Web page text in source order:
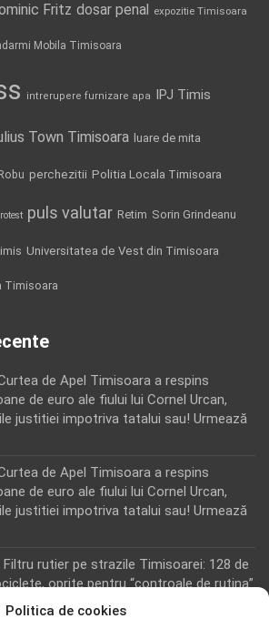
Politica de cookies
Fritz dosar penal expozitie Timisoara
Mobila Timisoara
intrerupere furnizare apa IPJ Timis
Town Timisoara luare de mita
perchezitii Politia Locala Timisoara
puls valutar Retim Sorin Grindeanu
Universitatea de Vest din Timisoara
Timisoara
de Apel Timisoara a respins
de euro ale fiului lui Cornel Urcan,
justitiei impotriva tatalui sau! Urmează
de Apel Timisoara a respins
de euro ale fiului lui Cornel Urcan,
justitiei impotriva tatalui sau! Urmează
Filtru rutier pe strazile Timisoarei: 128 de
oprite pentru “controale de rutina”
on Inca un martor din dosarul fraudei cu